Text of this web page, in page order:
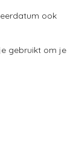
ook
gebruikt om je